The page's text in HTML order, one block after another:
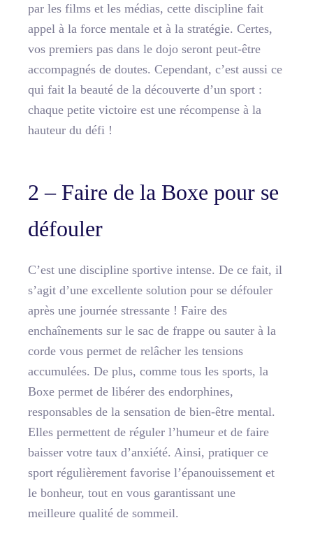
par les films et les médias, cette discipline fait
appel à la force mentale et à la stratégie. Certes,
vos premiers pas dans le dojo seront peut-être
accompagnés de doutes. Cependant, c’est aussi ce
qui fait la beauté de la découverte d’un sport :
chaque petite victoire est une récompense à la
hauteur du défi !
2 – Faire de la Boxe pour se
défouler
C’est une discipline sportive intense. De ce fait, il
s’agit d’une excellente solution pour se défouler
après une journée stressante ! Faire des
enchaînements sur le sac de frappe ou sauter à la
corde vous permet de relâcher les tensions
accumulées. De plus, comme tous les sports, la
Boxe permet de libérer des endorphines,
responsables de la sensation de bien-être mental.
Elles permettent de réguler l’humeur et de faire
baisser votre taux d’anxiété. Ainsi, pratiquer ce
sport régulièrement favorise l’épanouissement et
le bonheur, tout en vous garantissant une
meilleure qualité de sommeil.